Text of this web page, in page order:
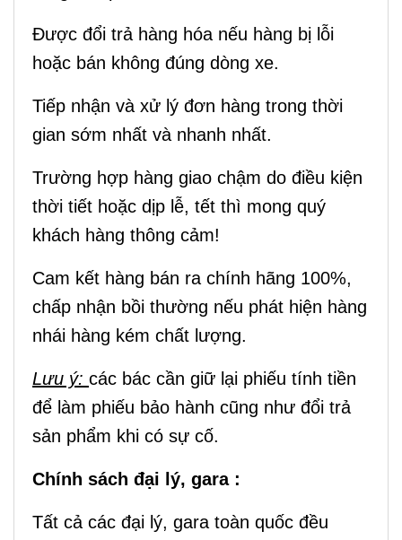
Được đổi trả hàng hóa nếu hàng bị lỗi
hoặc bán không đúng dòng xe.
Tiếp nhận và xử lý đơn hàng trong thời
gian sớm nhất và nhanh nhất.
Trường hợp hàng giao chậm do điều kiện
thời tiết hoặc dịp lễ, tết thì mong quý
khách hàng thông cảm!
Cam kết hàng bán ra chính hãng 100%,
chấp nhận bồi thường nếu phát hiện hàng
nhái hàng kém chất lượng.
Lưu ý: các bác cần giữ lại phiếu tính tiền
để làm phiếu bảo hành cũng như đổi trả
sản phẩm khi có sự cố.
Chính sách đại lý, gara :
Tất cả các đại lý, gara toàn quốc đều